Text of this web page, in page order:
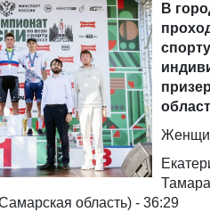
В
область) - 36:29